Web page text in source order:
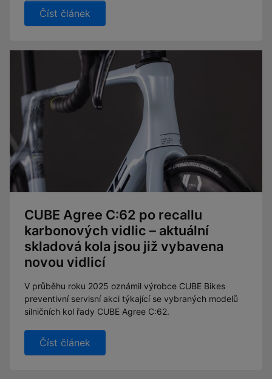
Číst článek
CUBE Agree C:62 po recallu
karbonových vidlic – aktuální
skladová kola jsou již vybavena
novou vidlicí
V průběhu roku 2025 oznámil výrobce CUBE Bikes
preventivní servisní akci týkající se vybraných modelů
silničních kol řady CUBE Agree C:62.
Číst článek